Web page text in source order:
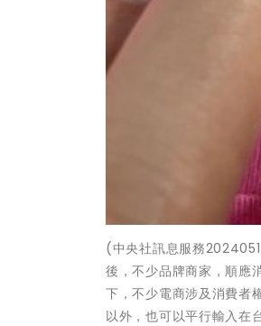
(中央社訊息服務
後，不少品牌商家，順應
下，不少電商涉及消費者
以外，也可以平行輸入在